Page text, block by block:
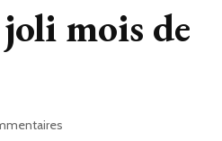
mois de